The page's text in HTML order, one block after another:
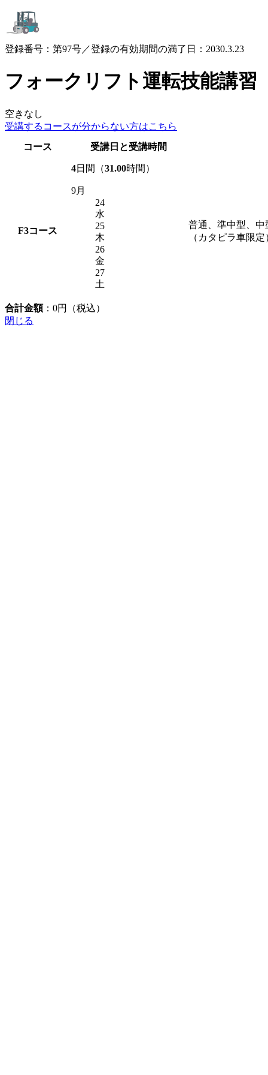
登録番号：第97号／登録の有効期間の満了日：2030.3.23
フォークリフト運転技能講習
空きなし
受講するコースが分からない方はこちら
コース
受講日と受講時間
F3コース
4日間（31.00時間）
9月
24
水
25
木
26
金
27
土
普通、準中型、
（カタピラ車限
合計金額： 0円（税込）
閉じる